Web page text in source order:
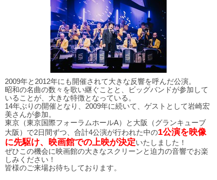
2009年と2012年にも開催されて大きな反響を呼んだ公演。
昭和の名曲の数々を歌い継ぐことと、ビッグバンドが参加して
いることが、大きな特徴となっている。
14年ぶりの開催となり、2009年に続いて、ゲストとして岩崎宏
美さんが参加。
東京（東京国際フォーラムホールA）と大阪（グランキューブ
大阪）で2日間ずつ、合計4公演が行われた中の1公演を映像
に先駆け、映画館での上映が決定いたしました！
ぜひこの機会に映画館の大きなスクリーンと迫力の音響でお楽
しみください！
皆様のご来場お待ちしております。